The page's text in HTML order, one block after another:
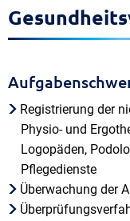
Registrierung der
Physio- und
Logopäden,
Pflegedienste
Überwachung der